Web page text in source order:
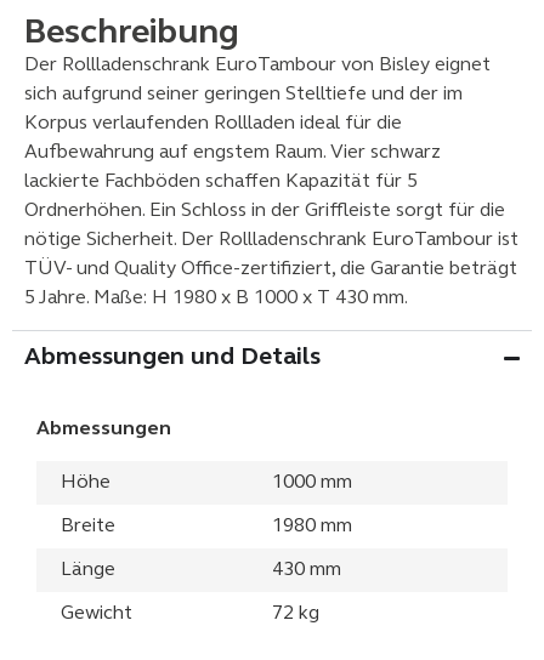
Beschreibung
Der Rollladenschrank EuroTambour von Bisley eignet
sich aufgrund seiner geringen Stelltiefe und der im
Korpus verlaufenden Rollladen ideal für die
Aufbewahrung auf engstem Raum. Vier schwarz
lackierte Fachböden schaffen Kapazität für 5
Ordnerhöhen. Ein Schloss in der Griffleiste sorgt für die
nötige Sicherheit. Der Rollladenschrank EuroTambour ist
TÜV- und Quality Office-zertifiziert, die Garantie beträgt
5 Jahre. Maße: H 1980 x B 1000 x T 430 mm.
Abmessungen und Details
Abmessungen
Höhe 1000 mm
Breite 1980 mm
Länge 430 mm
Gewicht 72 kg